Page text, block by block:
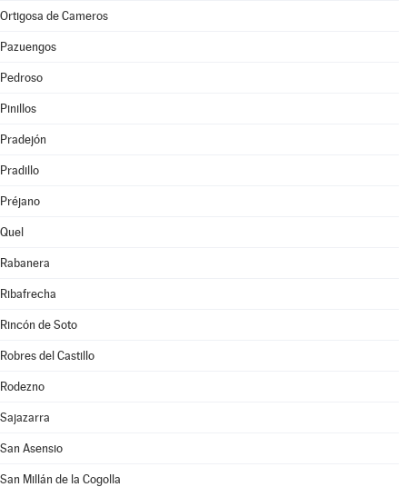
Ortigosa de Cameros
Pazuengos
Pedroso
Pinillos
Pradejón
Pradillo
Préjano
Quel
Rabanera
Ribafrecha
Rincón de Soto
Robres del Castillo
Rodezno
Sajazarra
San Asensio
San Millán de la Cogolla